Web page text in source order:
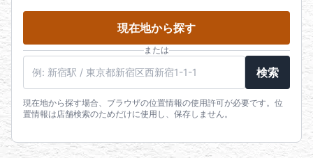
現在地から探す
または
検索
現在地から探す場合、ブラウザの位置情報の使用許可が必要です。位
置情報は店舗検索のためだけに使用し、保存しません。